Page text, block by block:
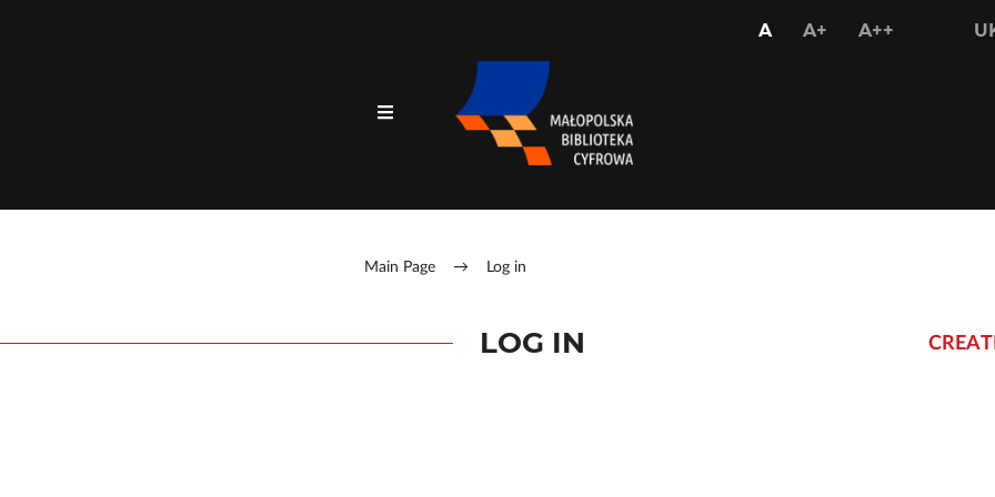
AUSTAW
A+ USTAW
A++
Main Page → Log in
LOG IN